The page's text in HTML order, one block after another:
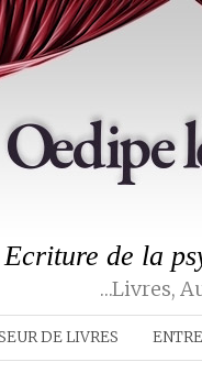
Ecriture de la
…livres,
DE LIVRES